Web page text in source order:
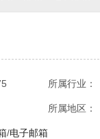
所属行业：
所属地区：
/电子邮箱